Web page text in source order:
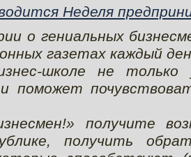
Неделя
о гениальных
газетах каждый
школе не
поможет
получите
получить